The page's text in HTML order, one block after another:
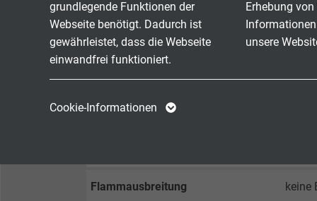
grundlegende Funktionen der
Webseite benötigt. Dadurch ist
gewährleistet, dass die Webseite
einwandfrei funktioniert.
Enthält die
Erhebung
unsere
Cookie-Informationen
Ader/
Mindestbiegeradius
fest
Flammausbreitung keine